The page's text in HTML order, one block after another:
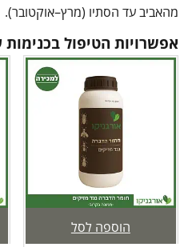
מהאביב עד הסתיו (מרץ–אוקטובר).
אפשרויות הטיפול
הוספה לסל